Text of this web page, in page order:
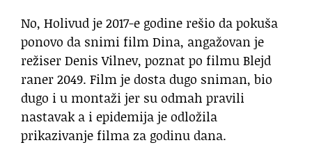
No, Holivud je 2017-e godine rešio da pokuša
ponovo da snimi film Dina, angažovan je
režiser Denis Vilnev, poznat po filmu Blejd
raner 2049. Film je dosta dugo sniman, bio
dugo i u montaži jer su odmah pravili
nastavak a i epidemija je odložila
prikazivanje filma za godinu dana.